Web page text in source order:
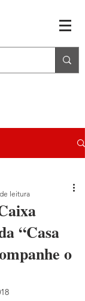
“Casa
o
leitura